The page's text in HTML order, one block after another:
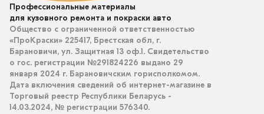
Профессиональные материалы
для кузовного ремонта и покраски авто
Общество с ограниченной ответственностью
«ПроКраски» 225417, Брестская обл, г.
Барановичи, ул. Защитная 13 оф.1. Свидетельство
о гос. регистрации №291824226 выдано 29
января 2024 г. Барановичским горисполкомом.
Дата включения сведений об интернет-магазине в
Торговый реестр Республики Беларусь -
14.03.2024, № регистрации 576340.